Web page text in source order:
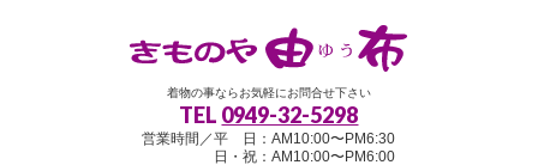
着物の事ならお気軽にお問合せ下さい
TEL 0949-32-5298
営業時間／平 日：AM10:00〜PM6:30
日・祝：AM10:00〜PM6:00